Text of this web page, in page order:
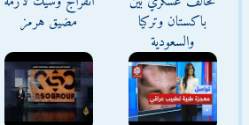
باكستان وتركيا
والسعودية
مضيق هرمز